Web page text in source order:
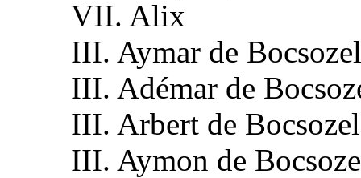
VII. Alix
III. Aymar de
III. Adémar de
III. Arbert de Bocsozel
III. Aymon de